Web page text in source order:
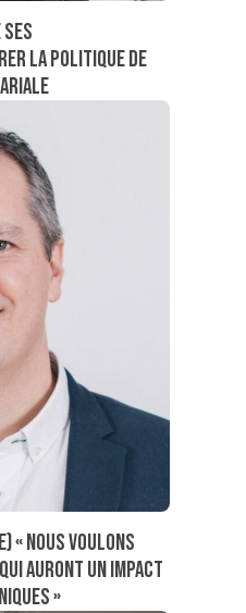
la politique de
« Nous voulons
auront un impact
»